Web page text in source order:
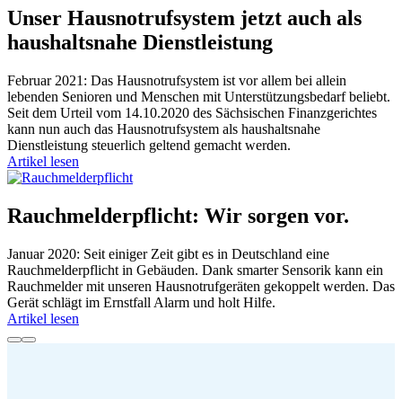
Unser Hausnotrufsystem jetzt auch als
haushaltsnahe Dienstleistung
Februar 2021: Das Hausnotrufsystem ist vor allem bei allein
lebenden Senioren und Menschen mit Unterstützungsbedarf beliebt.
Seit dem Urteil vom 14.10.2020 des Sächsischen Finanzgerichtes
kann nun auch das Hausnotrufsystem als haushaltsnahe
Dienstleistung steuerlich geltend gemacht werden.
Artikel lesen
Rauchmelderpflicht: Wir sorgen vor.
Januar 2020: Seit einiger Zeit gibt es in Deutschland eine
Rauchmelderpflicht in Gebäuden. Dank smarter Sensorik kann ein
Rauchmelder mit unseren Hausnotrufgeräten gekoppelt werden. Das
Gerät schlägt im Ernstfall Alarm und holt Hilfe.
Artikel lesen